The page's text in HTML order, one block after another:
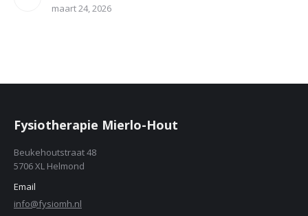
maart 24, 2026
Fysiotherapie Mierlo-Hout
Beukehoutstraat 48
5706 XL Helmond
Email
info@fysiomh.nl